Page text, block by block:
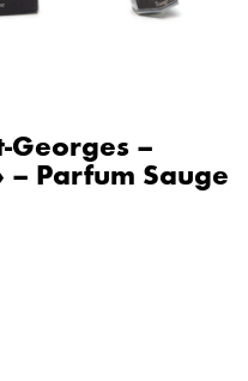
Georges –
– Parfum Sauge